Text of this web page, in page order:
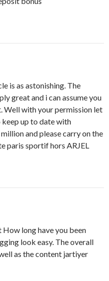
is as astonishing. The
great and i can assume you
Well with your permission let
keep up to date with
and please carry on the
paris sportif hors ARJEL
long have you been
look easy. The overall
as the content jartiyer